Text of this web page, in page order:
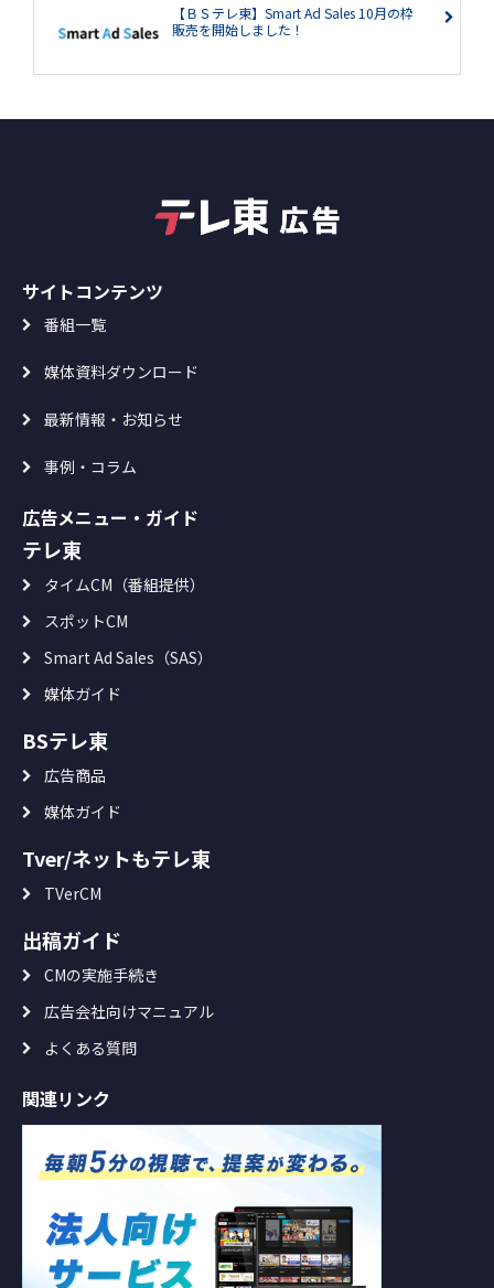
【ＢＳテレ東】Smart Ad Sales 10月の枠
販売を開始しました！
サイトコンテンツ
番組一覧
媒体資料ダウンロード
最新情報・お知らせ
事例・コラム
広告メニュー・ガイド
テレ東
タイムCM（番組提供）
スポットCM
Smart Ad Sales（SAS）
媒体ガイド
BSテレ東
広告商品
媒体ガイド
Tver/ネットもテレ東
TVerCM
出稿ガイド
CMの実施手続き
広告会社向けマニュアル
よくある質問
関連リンク